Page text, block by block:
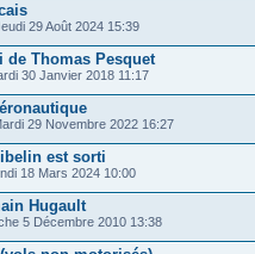
29 Août 2024 15:39
de Thomas Pesquet
30 Janvier 2018 11:17
29 Novembre 2022 16:27
est sorti
18 Mars 2024 10:00
Hugault
5 Décembre 2010 13:38